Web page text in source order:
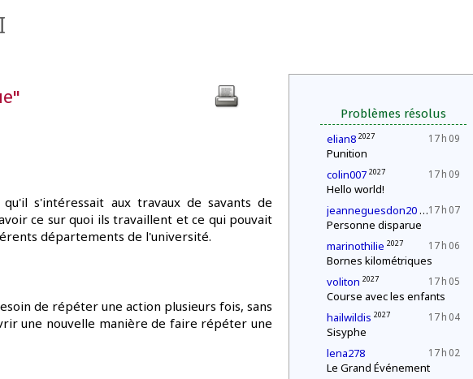
Problèmes résolus
17 h 09
elian8 2027
Punition
17 h 09
colin007 2027
Hello world!
17 h 07
jeanneguesdon20 2027
Personne disparue
17 h 06
marinothilie 2027
Bornes kilométriques
17 h 05
voliton 2027
Course avec les enfants
17 h 04
hailwildis 2027
Sisyphe
17 h 02
lena278
Le Grand Événement
s'intéressait aux travaux de savants de
ce sur quoi ils travaillent et ce qui pouvait
départements de l'université.
de répéter une action plusieurs fois, sans
une nouvelle manière de faire répéter une